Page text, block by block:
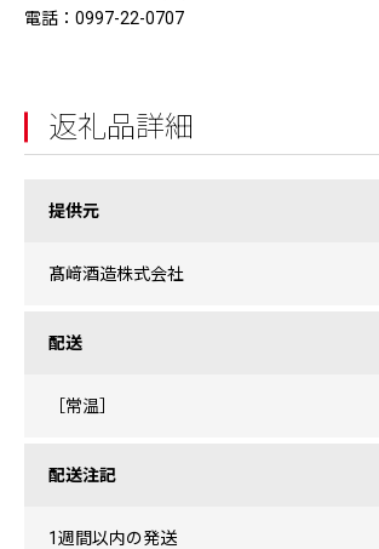
電話：0997-22-0707
返礼品詳細
提供元
髙﨑酒造株式会社
配送
［常温］
配送注記
1週間以内の発送